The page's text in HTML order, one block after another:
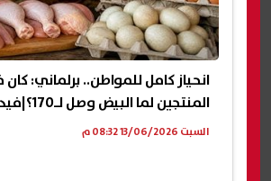
انحياز كامل للمواطن.. برلماني:
المنتجين لما البيض وصل لـ170؟|فيديو
السبت 13/06/2026 08:32 م